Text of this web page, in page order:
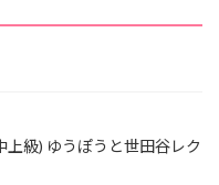
級) ゆうぽうと世田谷レク